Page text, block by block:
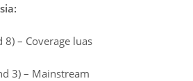
8) – Coverage luas
3) – Mainstream